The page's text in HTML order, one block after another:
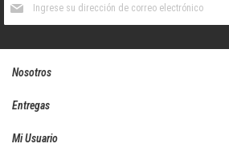
boletín
Nosotros
Entregas
Mi Usuario